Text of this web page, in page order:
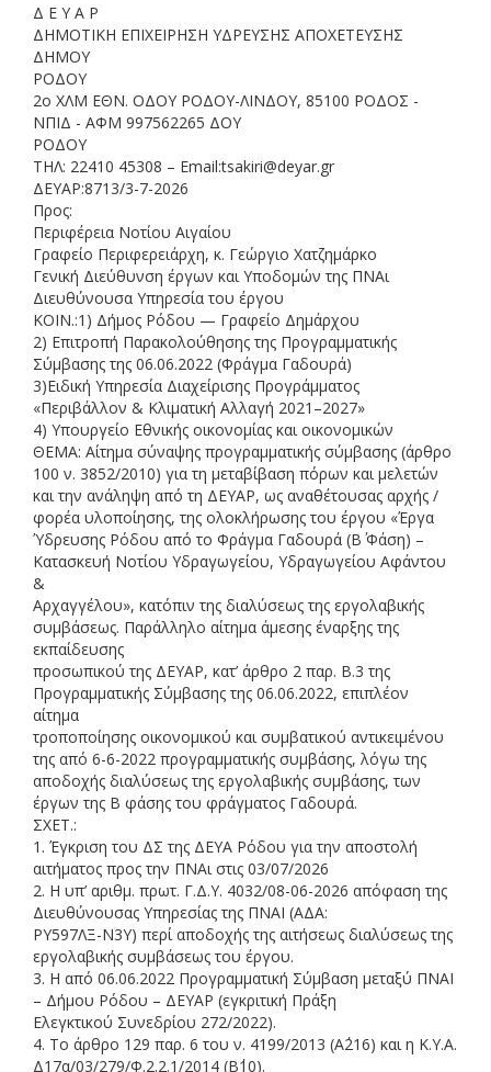
Δ Ε Υ Α Ρ
ΔΗΜΟΤΙΚΗ ΕΠΙΧΕΙΡΗΣΗ ΥΔΡΕΥΣΗΣ ΑΠΟΧΕΤΕΥΣΗΣ
ΔΗΜΟΥ
ΡΟΔΟΥ
2ο ΧΛΜ ΕΘΝ. ΟΔΟΥ ΡΟΔΟΥ-ΛΙΝΔΟΥ, 85100 ΡΟΔΟΣ -
ΝΠΙΔ - ΑΦΜ 997562265 ΔOY
ΡΟΔΟΥ
ΤΗΛ: 22410 45308 – Email:tsakiri@deyar.gr
ΔΕΥΑΡ:8713/3-7-2026
Προς:
Περιφέρεια Νοτίου Αιγαίου
Γραφείο Περιφερειάρχη, κ. Γεώργιο Χατζημάρκο
Γενική Διεύθυνση έργων και Υποδομών της ΠΝΑι
Διευθύνουσα Υπηρεσία του έργου
ΚΟΙΝ.:1) Δήμος Ρόδου — Γραφείο Δημάρχου
2) Επιτροπή Παρακολούθησης της Προγραμματικής
Σύμβασης της 06.06.2022 (Φράγμα Γαδουρά)
3)Ειδική Υπηρεσία Διαχείρισης Προγράμματος
«Περιβάλλον & Κλιματική Αλλαγή 2021 –2027»
4) Υπουργείο Εθνικής οικονομίας και οικονομικών
ΘΕΜΑ: Αίτημα σύναψης προγραμματικής σύμβασης (άρθρο
100 ν. 3852/2010) για τη μεταβίβαση πόρων και μελετών
και την ανάληψη από τη ΔΕΥΑΡ, ως αναθέτουσας αρχής /
φορέα υλοποίησης, της ολοκλήρωσης του έργου «Έργα
Ύδρευσης Ρόδου από το Φράγμα Γαδουρά (Β΄ Φάση) –
Κατασκευή Νοτίου Υδραγωγείου, Υδραγωγείου Αφάντου
&
Αρχαγγέλου», κατόπιν της διαλύσεως της εργολαβικής
συμβάσεως. Παράλληλο αίτημα άμεσης έναρξης της
εκπαίδευσης
προσωπικού της ΔΕΥΑΡ, κατ’ άρθρο 2 παρ. Β.3 της
Προγραμματικής Σύμβασης της 06.06.2022, επιπλέον
αίτημα
τροποποίησης οικονομικού και συμβατικού αντικειμένου
της από 6-6-2022 προγραμματικής συμβάσης, λόγω της
αποδοχής διαλύσεως της εργολαβικής συμβάσης, των
έργων της Β φάσης του φράγματος Γαδουρά.
ΣΧΕΤ.:
1. Έγκριση του ΔΣ της ΔΕΥΑ Ρόδου για την αποστολή
αιτήματος προς την ΠΝΑι στις 03/07/2026
2. Η υπ’ αριθμ. πρωτ. Γ.Δ.Υ. 4032/08-06-2026 απόφαση της
Διευθύνουσας Υπηρεσίας της ΠΝΑΙ (ΑΔΑ:
ΡΥ597ΛΞ-Ν3Υ) περί αποδοχής της αιτήσεως διαλύσεως της
εργολαβικής συμβάσεως του έργου.
3. Η από 06.06.2022 Προγραμματική Σύμβαση μεταξύ ΠΝΑΙ
– Δήμου Ρόδου – ΔΕΥΑΡ (εγκριτική Πράξη
Ελεγκτικού Συνεδρίου 272/2022).
4. Το άρθρο 129 παρ. 6 του ν. 4199/2013 (Α΄216) και η Κ.Υ.Α.
Δ17α/03/279/Φ.2.2.1/2014 (Β΄10).